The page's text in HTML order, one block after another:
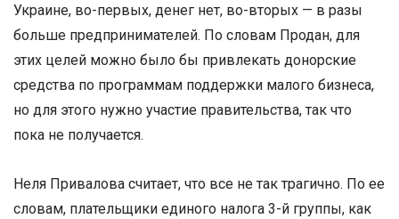
Украине, во-первых, денег нет, во-вторых — в разы
больше предпринимателей. По словам Продан, для
этих целей можно было бы привлекать донорские
средства по программам поддержки малого бизнеса,
но для этого нужно участие правительства, так что
пока не получается.
Неля Привалова считает, что все не так трагично. По ее
словам, плательщики единого налога 3-й группы, как